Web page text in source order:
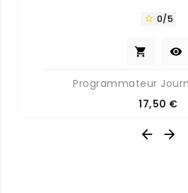
 0/5
 
Programmateur
Prix
17,50 €
 